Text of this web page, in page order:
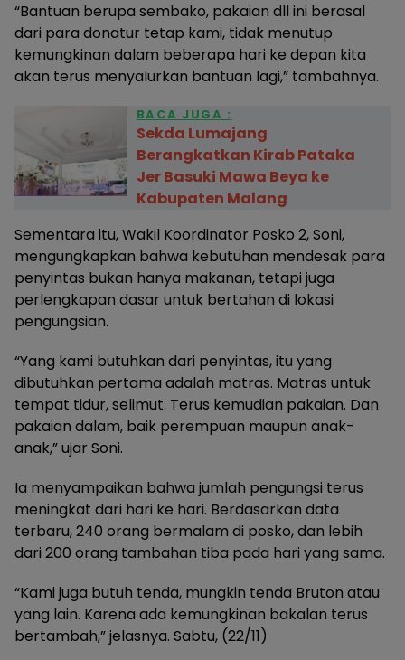
“Bantuan berupa sembako, pakaian dll ini berasal
dari para donatur tetap kami, tidak menutup
kemungkinan dalam beberapa hari ke depan kita
akan terus menyalurkan bantuan lagi,” tambahnya.
BACA JUGA :
Sekda Lumajang
Berangkatkan Kirab Pataka
Jer Basuki Mawa Beya ke
Kabupaten Malang
Sementara itu, Wakil Koordinator Posko 2, Soni,
mengungkapkan bahwa kebutuhan mendesak para
penyintas bukan hanya makanan, tetapi juga
perlengkapan dasar untuk bertahan di lokasi
pengungsian.
“Yang kami butuhkan dari penyintas, itu yang
dibutuhkan pertama adalah matras. Matras untuk
tempat tidur, selimut. Terus kemudian pakaian. Dan
pakaian dalam, baik perempuan maupun anak-
anak,” ujar Soni.
Ia menyampaikan bahwa jumlah pengungsi terus
meningkat dari hari ke hari. Berdasarkan data
terbaru, 240 orang bermalam di posko, dan lebih
dari 200 orang tambahan tiba pada hari yang sama.
“Kami juga butuh tenda, mungkin tenda Bruton atau
yang lain. Karena ada kemungkinan bakalan terus
bertambah,” jelasnya. Sabtu, (22/11)